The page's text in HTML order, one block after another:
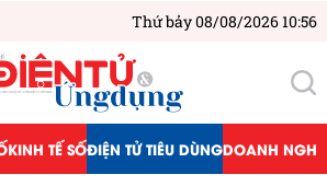
Thứ bảy 08/08/2026 10:56
KINH TẾ SỐĐIỆN TỬ TIÊU DÙNGDOANH